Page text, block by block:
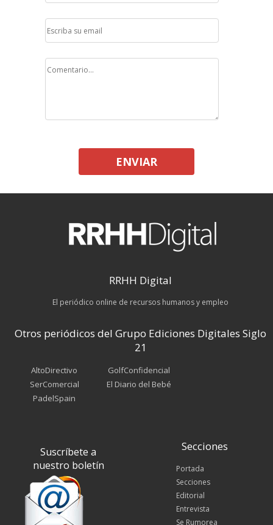
ENVIAR
RRHH Digital
El periódico online de recursos humanos y empleo
Otros periódicos del Grupo Ediciones Digitales Siglo
21
AltoDirectivo
SerComercial
PadelSpain
GolfConfidencial
El Diario del Bebé
Suscríbete a
nuestro boletín
Secciones
Portada
Secciones
Editorial
Entrevista
Se Rumorea